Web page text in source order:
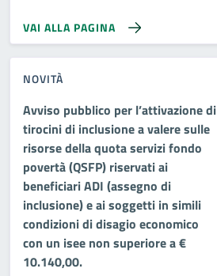
VAI ALLA PAGINA
NOVITÀ
Avviso pubblico per l’attivazione di
tirocini di inclusione a valere sulle
risorse della quota servizi fondo
povertà (QSFP) riservati ai
beneficiari ADI (assegno di
inclusione) e ai soggetti in simili
condizioni di disagio economico
con un isee non superiore a €
10.140,00.